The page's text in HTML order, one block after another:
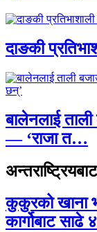
दाङकी
बालेनलाई
— ‘राजा त…
कुकुरको खाना
कार्गोबाट